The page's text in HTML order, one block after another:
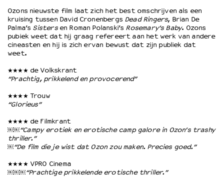
Wie is wie
Word vriend
Historie
Partners
Privacyverklaring
Duurzaamheid
Ruimte voor artistieke vrijheid – VNPF
Ozons nieuwste film laat zich het best omschrijven als een
kruising tussen David Cronenbergs Dead Ringers, Brian De
Palma’s Sistersen Roman Polanski’s Rosemary’s Baby. Ozons
pubiek weet dat hij graag refereert aan het werk van andere
cineasten en hij is zich ervan bewust dat zijn publiek dat
weet.
★★★★ de Volkskrant
“Prachtig, prikkelend en provocerend”
★★★★ Trouw
“Glorieus”
★★★★ de Filmkrant
￼￼“Campy erotiek en erotische camp galore in Ozon’s trashy
thriller.”
￼“De film die je wist dat Ozon zou maken. Precies goed.”
★★★★ VPRO Cinema
￼￼￼“Prachtige prikkelende erotische thriller.”